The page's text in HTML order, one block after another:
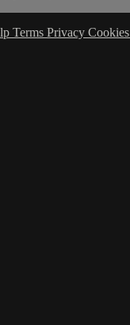
Terms Privacy Cookies